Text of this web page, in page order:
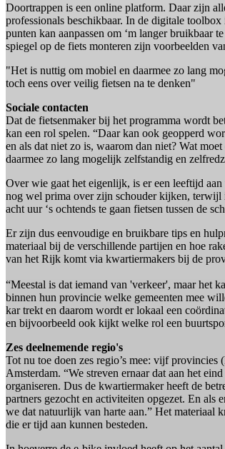
Doortrappen is een online platform. Daar zijn
professionals beschikbaar. In de digitale
punten kan aanpassen om ‘m langer bruikbaar
spiegel op de fiets monteren zijn voorbeelden
"Het is nuttig om mobiel en daarmee zo lang
toch eens over veilig fietsen na te denken"
Sociale contacten
Dat de fietsenmaker bij het programma wordt
kan een rol spelen. “Daar kan ook geopperd
en als dat niet zo is, waarom dan niet? Wat
daarmee zo lang mogelijk zelfstandig en
Over wie gaat het eigenlijk, is er een leeftijd
nog wel prima over zijn schouder kijken, terwijl
acht uur ‘s ochtends te gaan fietsen tussen de
Er zijn dus eenvoudige en bruikbare tips en
materiaal bij de verschillende partijen en hoe
van het Rijk komt via kwartiermakers bij de
“Meestal is dat iemand van 'verkeer', maar het
binnen hun provincie welke gemeenten mee
kar trekt en daarom wordt er lokaal een
en bijvoorbeeld ook kijkt welke rol een
Zes deelnemende regio's
Tot nu toe doen zes regio’s mee: vijf
Amsterdam. “We streven ernaar dat aan het
organiseren. Dus de kwartiermaker heeft de
partners gezocht en activiteiten opgezet. En als
we dat natuurlijk van harte aan.” Het materiaal
die er tijd aan kunnen besteden.